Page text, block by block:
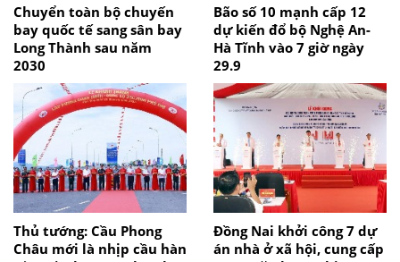
Chuyển toàn bộ chuyến
bay quốc tế sang sân bay
Long Thành sau năm
2030
Bão số 10 mạnh cấp 12
dự kiến đổ bộ Nghệ An-
Hà Tĩnh vào 7 giờ ngày
29.9
Thủ tướng: Cầu Phong
Châu mới là nhịp cầu hàn
Đồng Nai khởi công 7 dự
án nhà ở xã hội, cung cấp